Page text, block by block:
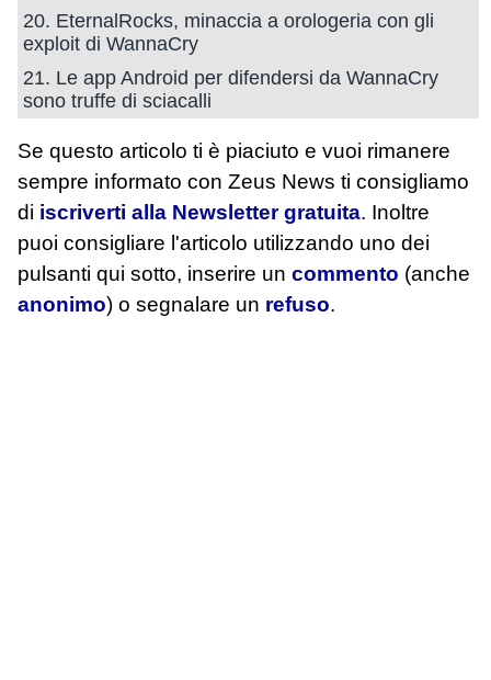
20. EternalRocks, minaccia a orologeria con gli
exploit di WannaCry
21. Le app Android per difendersi da WannaCry
sono truffe di sciacalli
Se questo articolo ti è piaciuto e vuoi rimanere
sempre informato con Zeus News ti consigliamo
di iscriverti alla Newsletter gratuita. Inoltre
puoi consigliare l'articolo utilizzando uno dei
pulsanti qui sotto, inserire un commento (anche
anonimo) o segnalare un refuso.